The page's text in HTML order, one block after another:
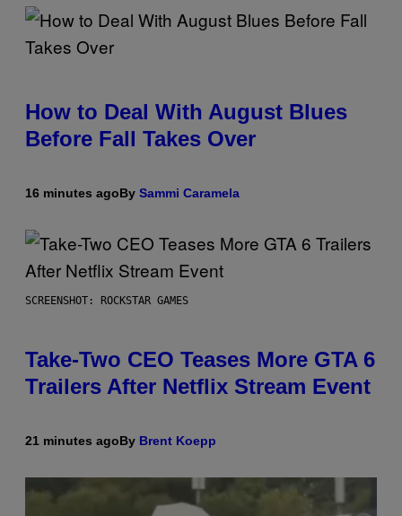
How to Deal With August Blues
Before Fall Takes Over
16 minutes agoBy Sammi Caramela
SCREENSHOT: ROCKSTAR GAMES
Take-Two CEO Teases More GTA 6
Trailers After Netflix Stream Event
21 minutes agoBy Brent Koepp